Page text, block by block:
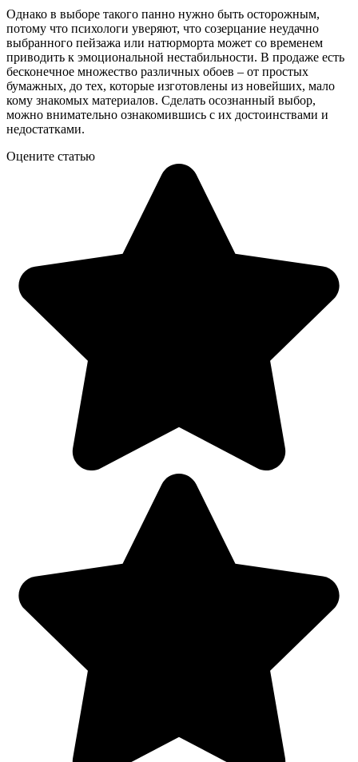
Однако в выборе такого панно нужно быть осторожным,
потому что психологи уверяют, что созерцание неудачно
выбранного пейзажа или натюрморта может со временем
приводить к эмоциональной нестабильности. В продаже есть
бесконечное множество различных обоев – от простых
бумажных, до тех, которые изготовлены из новейших, мало
кому знакомых материалов. Сделать осознанный выбор,
можно внимательно ознакомившись с их достоинствами и
недостатками.
Оцените статью